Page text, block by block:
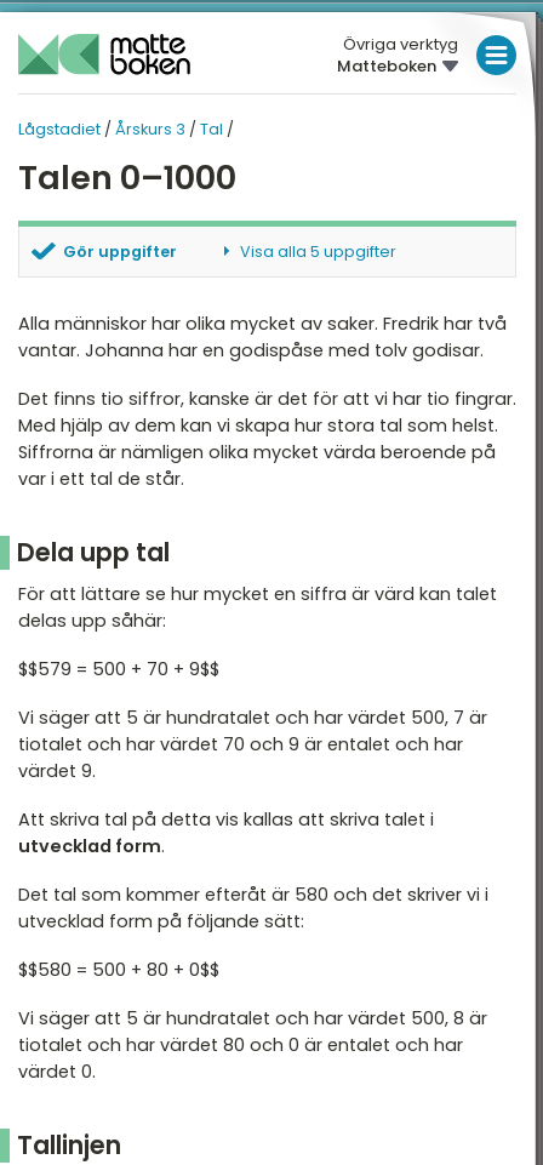
Övriga verktyg
Matteboken
Lågstadiet / Årskurs 3 / Tal /
Talen 0–1000
Gör uppgifter Visa alla 5 uppgifter
Vilket är störst
Vilket är nästa tal
Dela upp tal
Alla människor har olika mycket av saker. Fredrik har två
vantar. Johanna har en godispåse med tolv godisar.
Det finns tio siffror, kanske är det för att vi har tio fingrar.
Med hjälp av dem kan vi skapa hur stora tal som helst.
Siffrorna är nämligen olika mycket värda beroende på
var i ett tal de står.
Dela upp tal
För att lättare se hur mycket en siffra är värd kan talet
delas upp såhär:
$$579 = 500 + 70 + 9$$
Vi säger att 5 är hundratalet och har värdet 500, 7 är
tiotalet och har värdet 70 och 9 är entalet och har
värdet 9.
Att skriva tal på detta vis kallas att skriva talet i
utvecklad form.
Det tal som kommer efteråt är 580 och det skriver vi i
utvecklad form på följande sätt:
$$580 = 500 + 80 + 0$$
Vi säger att 5 är hundratalet och har värdet 500, 8 är
tiotalet och har värdet 80 och 0 är entalet och har
värdet 0.
Tallinjen
LÅGSTADIET
Översikt
Översikt
De fyra räknesätten
Enheter
Geometri
GYMNASIET
DIGITALA VERKTYG
MATTE PÅ LÄTT SV
KUL MED MATTE